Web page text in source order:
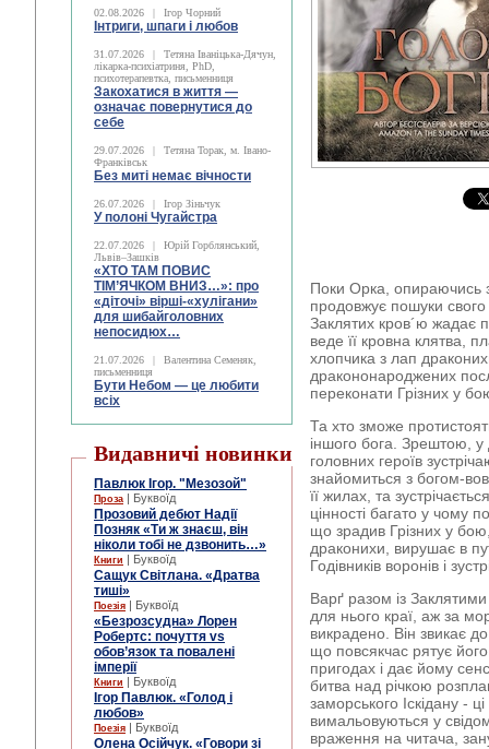
02.08.2026 | Ігор Чорний
Інтриги, шпаги і любов
31.07.2026 |
Тетяна Іваніцька-Дячун,
лікарка-психіатриня, PhD,
психотерапевтка, письменниця
Закохатися в життя —
означає повернутися до
себе
29.07.2026 |
Тетяна Торак, м. Івано-
Франківськ
Без миті немає вічности
26.07.2026 | Ігор Зіньчук
У полоні Чугайстра
22.07.2026 |
Юрій Горблянський,
Львів–Зашків
«ХТО ТАМ ПОВИС
ТІМ’ЯЧКОМ ВНИЗ…»: про
«діточі» вірші-«хулігани»
для шибайголовних
непосидюх…
21.07.2026 |
Валентина Семеняк,
письменниця
Бути Небом ― це любити
всіх
Видавничі новинки
Павлюк Ігор. "Мезозой"
Проза | Буквоїд
Прозовий дебют Надії
Позняк «Ти ж знаєш, він
ніколи тобі не дзвонить…»
Книги | Буквоїд
Сащук Світлана. «Дратва
тиші»
Поезія | Буквоїд
«Безрозсудна» Лорен
Робертс: почуття vs
обов’язок та повалені
імперії
Книги | Буквоїд
Ігор Павлюк. «Голод і
любов»
Поезія | Буквоїд
Олена Осійчук. «Говори зі
Поки Орка, опираючись
продовжує пошуки
Заклятих кров´ю жадає
веде її кровна клятва,
хлопчика з лап
дракононароджених
переконати Грізних у
Та хто зможе
іншого бога. Зрештою, у
головних героїв
знайомиться з богом-
її жилах, та
цінності багато у чому
що зрадив Грізних у
драконихи, вирушає в
Годівників воронів і
Варґ разом із
для нього краї, аж за
викрадено. Він звикає
що повсякчас рятує
пригодах і дає йому
битва над річкою
заморського Іскідану - ці
вимальовуються у
враження на читача,